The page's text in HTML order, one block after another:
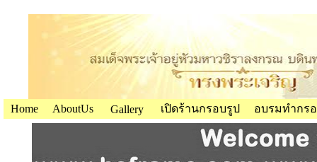
Home AboutUs Gallery เปิดร้านกรอบรูป อบรมทำกร